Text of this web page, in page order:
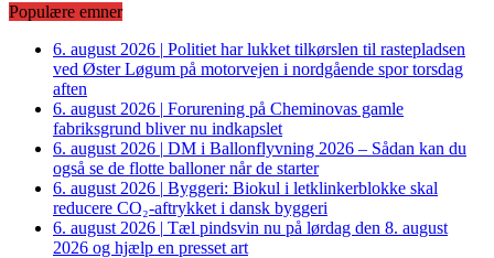
Populære emner
6. august 2026 | Politiet har lukket tilkørslen til rastepladsen
ved Øster Løgum på motorvejen i nordgående spor torsdag
aften
6. august 2026 | Forurening på Cheminovas gamle
fabriksgrund bliver nu indkapslet
6. august 2026 | DM i Ballonflyvning 2026 – Sådan kan du
også se de flotte balloner når de starter
6. august 2026 | Byggeri: Biokul i letklinkerblokke skal
reducere CO₂-aftrykket i dansk byggeri
6. august 2026 | Tæl pindsvin nu på lørdag den 8. august
2026 og hjælp en presset art